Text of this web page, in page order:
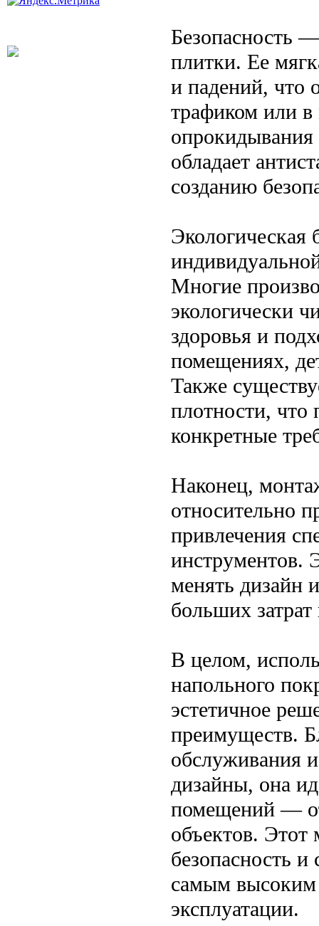
Безопасность
плитки. Ее
и падений, что
трафиком или в
опрокидывания
обладает
созданию
Экологическая
Многие
экологически
здоровья и
помещениях,
Также
плотности, что
конкретные
Наконец,
относительно
привлечения
инструментов.
менять дизайн
больших
В целом,
напольного
эстетичное
преимуществ.
обслуживания
дизайны, она
помещений —
объектов. Этот
безопасность
самым высоким
эксплуатации.